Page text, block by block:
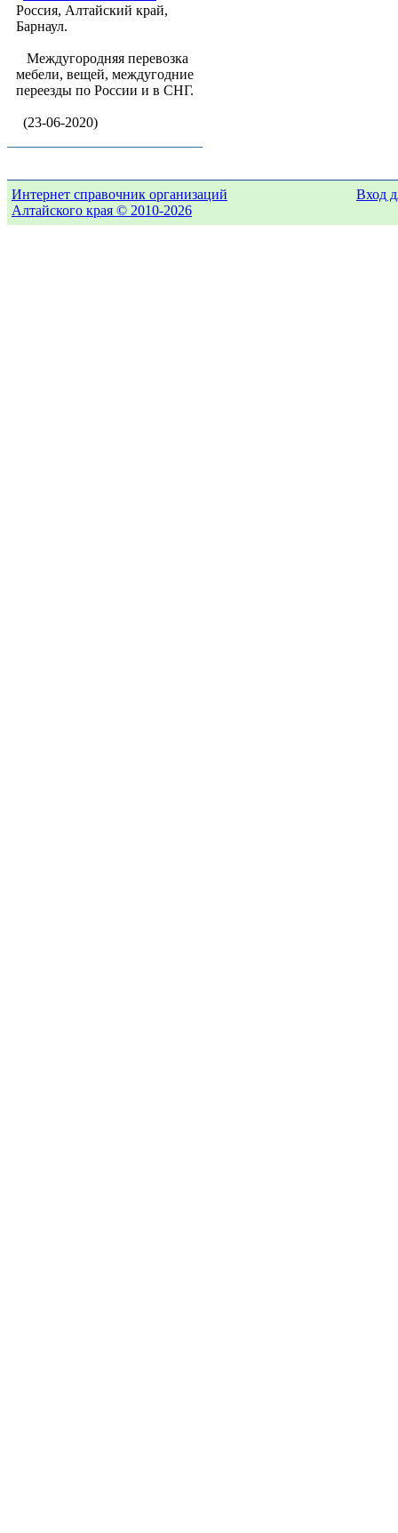
Россия, Алтайский край,
Барнаул.
Междугородняя перевозка
мебели, вещей, междугодние
переезды по России и в СНГ.
(23-06-2020)
Интернет справочник организаций
Алтайского края © 2010-2026
Вход